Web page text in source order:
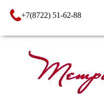
+7(8722) 51-62-88